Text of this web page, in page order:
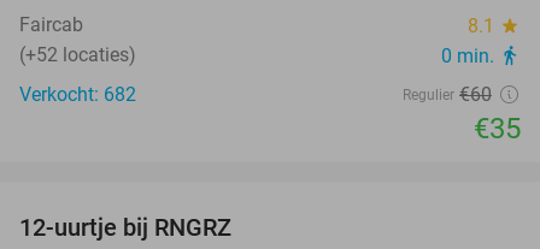
Faircab 8.1 star
(+52 locaties) 0 min. directions_walk
Verkocht: 682 Regulier €60
€35
12-uurtje bij RNGRZ